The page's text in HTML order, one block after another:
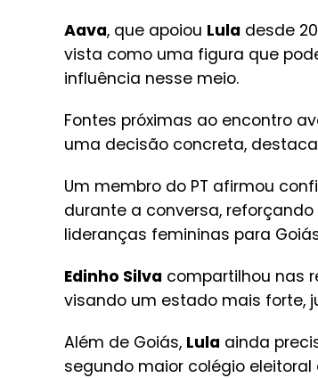
Aava, que apoiou Lula desde
vista como uma figura que
influência nesse meio.
Fontes próximas ao encontro
uma decisão concreta,
Um membro do PT afirmou
durante a conversa,
lideranças femininas para
Edinho Silva compartilhou nas
visando um estado mais forte,
Além de Goiás, Lula ainda
segundo maior colégio